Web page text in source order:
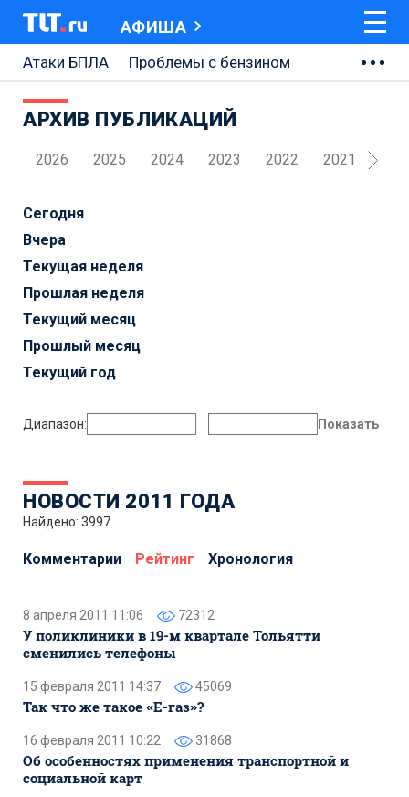
АФИША
Атаки БПЛА
Проблемы с бензином
АВТОВАЗ
Ремонт Центральной площади
Набережная Тольятти
Неделя Тольятти
АРХИВ ПУБЛИКАЦИЙ
2026 2025 2024 2023 2022 2021
Сегодня
Вчера
Текущая неделя
Прошлая неделя
Текущий месяц
Прошлый месяц
Текущий год
Диапазон: Показать
НОВОСТИ 2011 ГОДА
Найдено: 3997
Комментарии Рейтинг Хронология
8 апреля 2011 11:06 72312
У поликлиники в 19-м квартале Тольятти
сменились телефоны
15 февраля 2011 14:37 45069
Так что же такое «Е-газ»?
16 февраля 2011 10:22 31868
Об особенностях применения транспортной и
социальной карт